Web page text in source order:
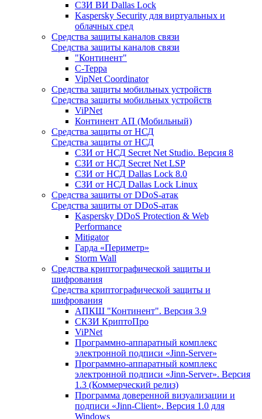
СЗИ ВИ Dallas Lock
Kaspersky Security для виртуальных и
облачных сред
Средства защиты каналов связи
Средства защиты каналов связи
"Континент"
С-Терра
VipNet Coordinator
Средства защиты мобильных устройств
Средства защиты мобильных устройств
ViPNet
Континент АП (Мобильный)
Средства защиты от НСД
Средства защиты от НСД
СЗИ от НСД Secret Net Studio. Версия 8
СЗИ от НСД Secret Net LSP
СЗИ от НСД Dallas Lock 8.0
СЗИ от НСД Dallas Lock Linux
Средства защиты от DDoS-атак
Средства защиты от DDoS-атак
Kaspersky DDoS Protection & Web
Performance
Mitigator
Гарда «Периметр»
Storm Wall
Средства криптографической защиты и
шифрования
Средства криптографической защиты и
шифрования
АПКШ "Континент". Версия 3.9
СКЗИ КриптоПро
ViPNet
Программно-аппаратный комплекс
электронной подписи «Jinn-Server»
Программно-аппаратный комплекс
электронной подписи «Jinn-Server». Версия
1.3 (Коммерческий релиз)
Программа доверенной визуализации и
подписи «Jinn-Client». Версия 1.0 для
Windows